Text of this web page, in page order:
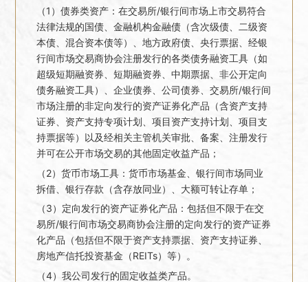
（1）债券类资产：在交易所/银行间市场上市交易符合
法律法规的国债、金融机构金融债（含次级债、二级资
本债、混合资本债等）、地方政府债、央行票据、经银
行间市场交易商协会注册发行的各类债务融资工具（如
超级短期融资券、短期融资券、中期票据、非公开定向
债务融资工具）、企业债券、公司债券、交易所/银行间
市场注册的非定向发行的资产证券化产品（含资产支持
证券、资产支持专项计划、项目资产支持计划、项目支
持票据等）以及经相关主管机关审批、备案、注册发行
并可在公开市场交易的其他固定收益产品；
（2）货币市场工具：货币市场基金、银行间市场同业
拆借、银行存款（含存放同业）、大额可转让存单；
（3）定向发行的资产证券化产品：包括但不限于在交
易所/银行间市场交易商协会注册的定向发行的资产证券
化产品（包括但不限于资产支持票据、资产支持证券、
房地产信托投资基金（REITs）等）。
（4）我公司发行的固定收益类产品。